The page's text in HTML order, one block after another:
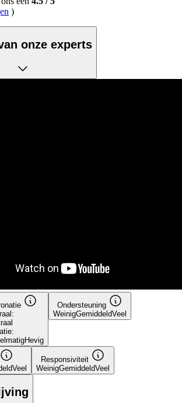
)
onze experts
Hevig
Ondersteuning
WeinigGemiddeldVeel
Veel
Responsiviteit
WeinigGemiddeldVeel